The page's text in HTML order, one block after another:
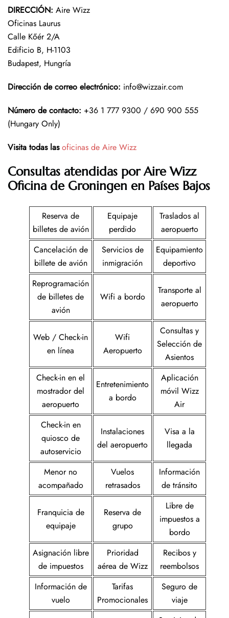
DIRECCIÓN: Aire Wizz
Oficinas Laurus
Calle Kőér 2/A
Edificio B, H-1103
Budapest, Hungría
Dirección de correo electrónico: info@wizzair.com
Número de contacto: +36 1 777 9300 / 690 900 555
(Hungary Only)
Visita todas las oficinas de Aire Wizz
Consultas atendidas por Aire Wizz
Oficina de Groningen en Países Bajos
Reserva de
billetes de avión
Equipaje
perdido
Traslados al
aeropuerto
Cancelación de
billete de avión
Servicios de
inmigración
Equipamiento
deportivo
Reprogramación
de billetes de
avión
Wifi a bordo
Transporte al
aeropuerto
Web / Check-in
en línea
Wifi
Aeropuerto
Consultas y
Selección de
Asientos
Check-in en el
mostrador del
aeropuerto
Entretenimiento
a bordo
Aplicación
móvil Wizz
Air
Check-in en
quiosco de
autoservicio
Instalaciones
del aeropuerto
Visa a la
llegada
Menor no
acompañado
Vuelos
retrasados
Información
de tránsito
Franquicia de
equipaje
Reserva de
grupo
Libre de
impuestos a
bordo
Asignación libre
de impuestos
Prioridad
aérea de Wizz
Recibos y
reembolsos
Información de
vuelo
Tarifas
Promocionales
Seguro de
viaje